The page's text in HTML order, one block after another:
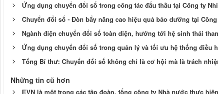
Ứng dụng chuyển đổi số trong công tác đấu thầu tại Công ty
Chuyển đổi số - Đòn bẩy nâng cao hiệu quả bảo dưỡng tại
Ngành điện chuyển đổi số toàn diện, hướng tới hệ sinh thái
Ứng dụng chuyển đổi số trong quản lý và tối ưu hệ thống điều
Tổng Bí thư: Chuyển đổi số không chỉ là cơ hội mà là trách
Những tin cũ hơn
EVN là một trong các tập đoàn, tổng công ty Nhà nước thực